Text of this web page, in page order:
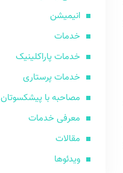
انیمیشن
خدمات
خدمات پاراکلینیک
خدمات پرستاری
مصاحبه با پیشکسوتان
معرفی خدمات
مقالات
ویدئوها